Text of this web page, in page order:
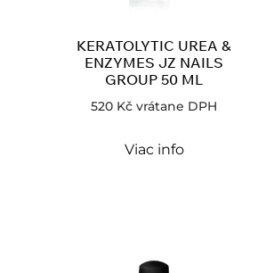
KERATOLYTIC UREA &
ENZYMES JZ NAILS
GROUP 50 ML
520 Kč vrátane DPH
Viac info